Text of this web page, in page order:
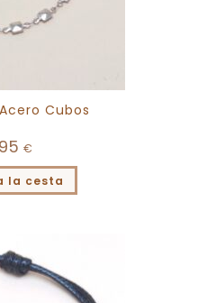
Cubos
€
la cesta